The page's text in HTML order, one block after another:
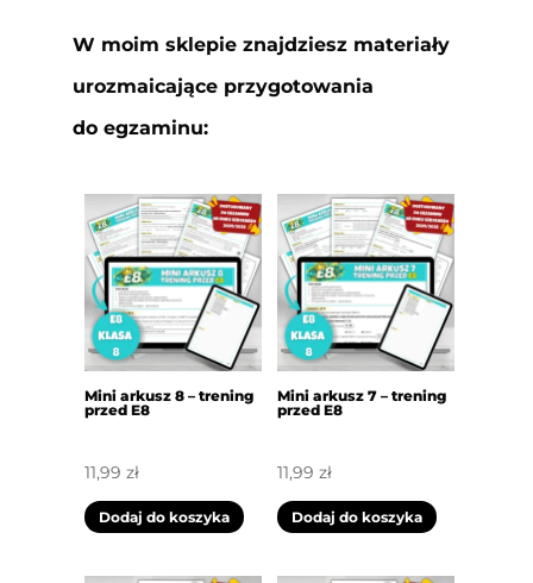
W moim sklepie znajdziesz materiały
urozmaicające przygotowania
do egzaminu:
Mini arkusz 8 – trening
przed E8
11,99 zł
Dodaj do koszyka
Mini arkusz 7 – trening
przed E8
11,99 zł
Dodaj do koszyka